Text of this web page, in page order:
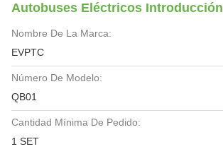
Autobuses Eléctricos Introducción
Nombre De La Marca:
EVPTC
Número De Modelo:
QB01
Cantidad Mínima De Pedido:
1 SET